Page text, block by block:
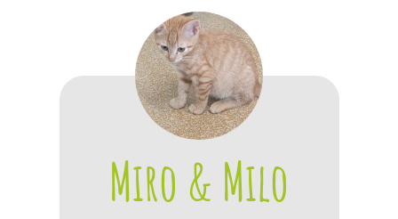
Miro & Milo